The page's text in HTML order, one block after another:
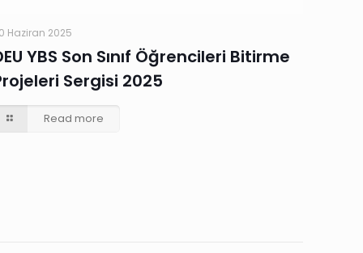
Haziran 2025
YBS Son Sınıf Öğrencileri Bitirme
Sergisi 2025
Read more